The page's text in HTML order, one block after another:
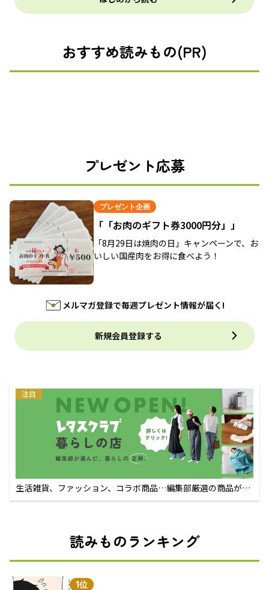
おすすめ読みもの(PR)
プレゼント応募
プレゼント企画
「「お肉のギフト券3000円分」」
「8月29日は焼肉の日」キャンペーンで、お
いしい国産肉をお得に食べよう！
メルマガ登録で毎週プレゼント情報が届く!
新規会員登録する
注目
生活雑貨、ファッション、コラボ商品…編集部厳選の商品が買
えるECサイト
読みものランキング
1位